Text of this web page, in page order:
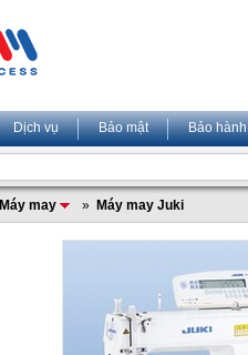
Dịch vụ Bảo mật Bảo hành
Máy may » Máy may Juki